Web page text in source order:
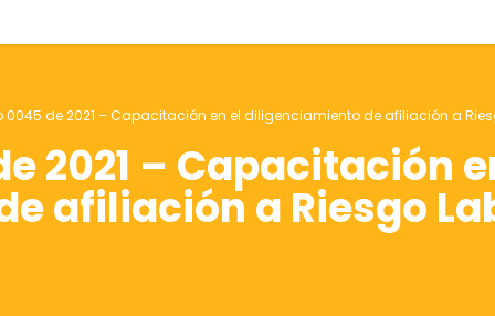
0045 de 2021 – Capacitación en el diligenciamiento de afiliación a
2021 – Capacitación
afiliación a Riesgo